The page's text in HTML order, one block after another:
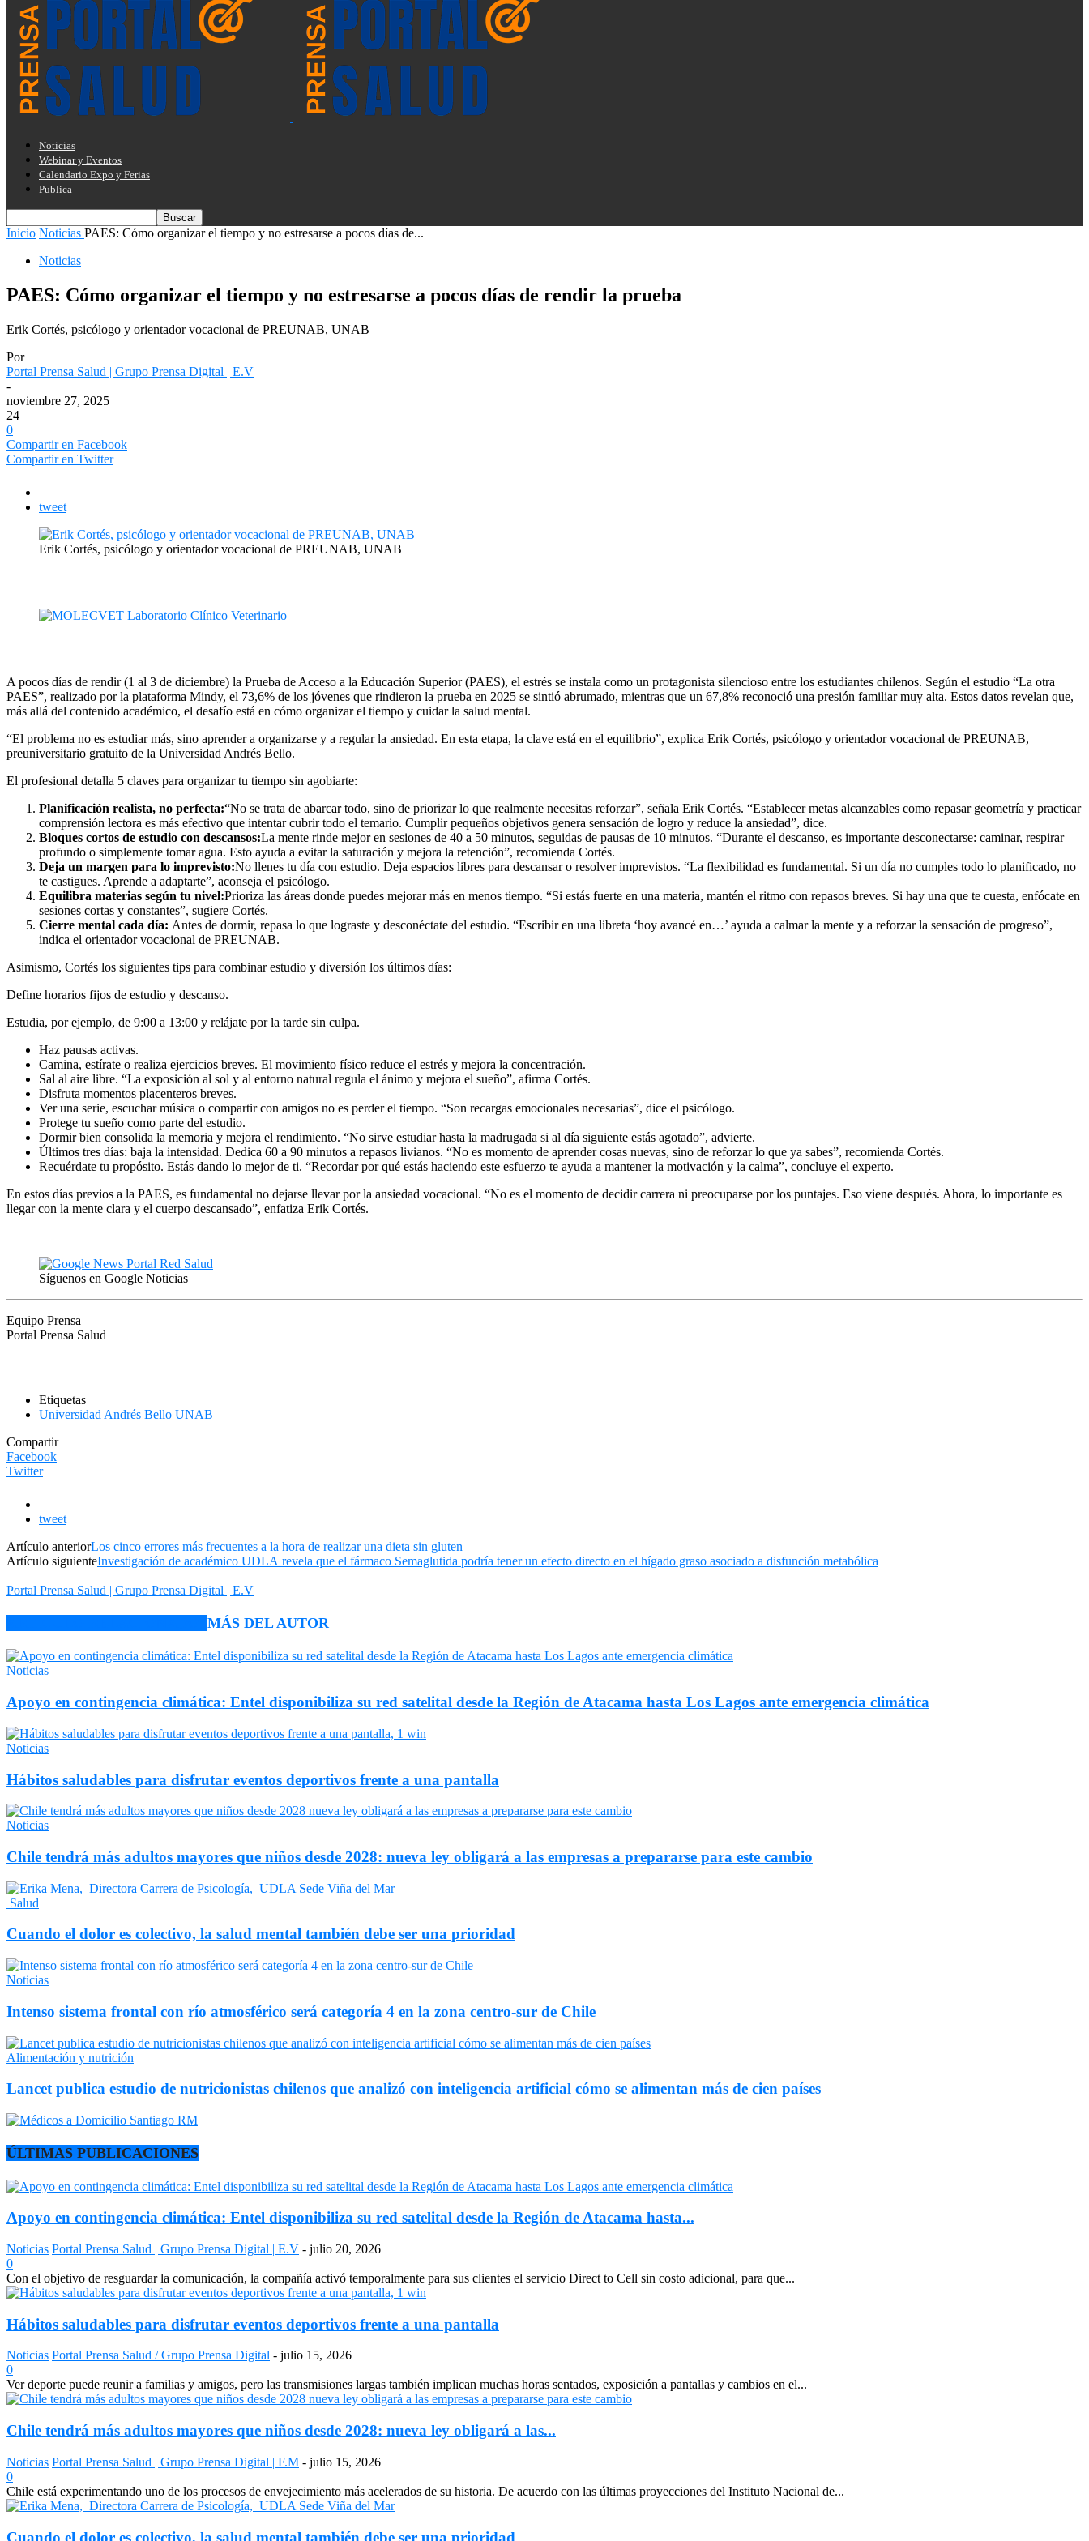
Noticias
Webinar y Eventos
Calendario Expo y Ferias
Publica
Inicio Noticias PAES: Cómo organizar el tiempo y no estresarse a pocos días de...
Noticias
PAES: Cómo organizar el tiempo y no estresarse a pocos días de rendir la prueba
Erik Cortés, psicólogo y orientador vocacional de PREUNAB, UNAB
Por
Portal Prensa Salud | Grupo Prensa Digital | E.V
-
noviembre 27, 2025
24
0
Compartir en Facebook
Compartir en Twitter
tweet
Erik Cortés, psicólogo y orientador vocacional de PREUNAB, UNAB
A pocos días de rendir (1 al 3 de diciembre) la Prueba de Acceso a la Educación Superior (PAES), el estrés se instala como un protagonista silencioso entre los estudiantes chilenos. Según el estudio “La otra
PAES”, realizado por la plataforma Mindy, el 73,6% de los jóvenes que rindieron la prueba en 2025 se sintió abrumado, mientras que un 67,8% reconoció una presión familiar muy alta. Estos datos revelan que,
más allá del contenido académico, el desafío está en cómo organizar el tiempo y cuidar la salud mental.
“El problema no es estudiar más, sino aprender a organizarse y a regular la ansiedad. En esta etapa, la clave está en el equilibrio”, explica Erik Cortés, psicólogo y orientador vocacional de PREUNAB,
preuniversitario gratuito de la Universidad Andrés Bello.
El profesional detalla 5 claves para organizar tu tiempo sin agobiarte:
Planificación realista, no perfecta:“No se trata de abarcar todo, sino de priorizar lo que realmente necesitas reforzar”, señala Erik Cortés. “Establecer metas alcanzables como repasar geometría y practicar
comprensión lectora es más efectivo que intentar cubrir todo el temario. Cumplir pequeños objetivos genera sensación de logro y reduce la ansiedad”, dice.
Bloques cortos de estudio con descansos:La mente rinde mejor en sesiones de 40 a 50 minutos, seguidas de pausas de 10 minutos. “Durante el descanso, es importante desconectarse: caminar, respirar
profundo o simplemente tomar agua. Esto ayuda a evitar la saturación y mejora la retención”, recomienda Cortés.
Deja un margen para lo imprevisto:No llenes tu día con estudio. Deja espacios libres para descansar o resolver imprevistos. “La flexibilidad es fundamental. Si un día no cumples todo lo planificado, no
te castigues. Aprende a adaptarte”, aconseja el psicólogo.
Equilibra materias según tu nivel:Prioriza las áreas donde puedes mejorar más en menos tiempo. “Si estás fuerte en una materia, mantén el ritmo con repasos breves. Si hay una que te cuesta, enfócate en
sesiones cortas y constantes”, sugiere Cortés.
Cierre mental cada día: Antes de dormir, repasa lo que lograste y desconéctate del estudio. “Escribir en una libreta ‘hoy avancé en…’ ayuda a calmar la mente y a reforzar la sensación de progreso”,
indica el orientador vocacional de PREUNAB.
Asimismo, Cortés los siguientes tips para combinar estudio y diversión los últimos días:
Define horarios fijos de estudio y descanso.
Estudia, por ejemplo, de 9:00 a 13:00 y relájate por la tarde sin culpa.
Haz pausas activas.
Camina, estírate o realiza ejercicios breves. El movimiento físico reduce el estrés y mejora la concentración.
Sal al aire libre. “La exposición al sol y al entorno natural regula el ánimo y mejora el sueño”, afirma Cortés.
Disfruta momentos placenteros breves.
Ver una serie, escuchar música o compartir con amigos no es perder el tiempo. “Son recargas emocionales necesarias”, dice el psicólogo.
Protege tu sueño como parte del estudio.
Dormir bien consolida la memoria y mejora el rendimiento. “No sirve estudiar hasta la madrugada si al día siguiente estás agotado”, advierte.
Últimos tres días: baja la intensidad. Dedica 60 a 90 minutos a repasos livianos. “No es momento de aprender cosas nuevas, sino de reforzar lo que ya sabes”, recomienda Cortés.
Recuérdate tu propósito. Estás dando lo mejor de ti. “Recordar por qué estás haciendo este esfuerzo te ayuda a mantener la motivación y la calma”, concluye el experto.
En estos días previos a la PAES, es fundamental no dejarse llevar por la ansiedad vocacional. “No es el momento de decidir carrera ni preocuparse por los puntajes. Eso viene después. Ahora, lo importante es
llegar con la mente clara y el cuerpo descansado”, enfatiza Erik Cortés.
Síguenos en Google Noticias
Equipo Prensa
Portal Prensa Salud
Etiquetas
Universidad Andrés Bello UNAB
Compartir
Facebook
Twitter
tweet
Artículo anteriorLos cinco errores más frecuentes a la hora de realizar una dieta sin gluten
Artículo siguienteInvestigación de académico UDLA revela que el fármaco Semaglutida podría tener un efecto directo en el hígado graso asociado a disfunción metabólica
Portal Prensa Salud | Grupo Prensa Digital | E.V
MÁS DEL AUTOR
Noticias
Apoyo en contingencia climática: Entel disponibiliza su red satelital desde la Región de Atacama hasta Los Lagos ante emergencia climática
Noticias
Hábitos saludables para disfrutar eventos deportivos frente a una pantalla
Noticias
Chile tendrá más adultos mayores que niños desde 2028: nueva ley obligará a las empresas a prepararse para este cambio
Salud
Cuando el dolor es colectivo, la salud mental también debe ser una prioridad
Noticias
Intenso sistema frontal con río atmosférico será categoría 4 en la zona centro-sur de Chile
Alimentación y nutrición
Lancet publica estudio de nutricionistas chilenos que analizó con inteligencia artificial cómo se alimentan más de cien países
ÚLTIMAS PUBLICACIONES
Apoyo en contingencia climática: Entel disponibiliza su red satelital desde la Región de Atacama hasta...
Noticias Portal Prensa Salud | Grupo Prensa Digital | E.V - julio 20, 2026
0
Con el objetivo de resguardar la comunicación, la compañía activó temporalmente para sus clientes el servicio Direct to Cell sin costo adicional, para que...
Hábitos saludables para disfrutar eventos deportivos frente a una pantalla
Noticias Portal Prensa Salud / Grupo Prensa Digital - julio 15, 2026
0
Ver deporte puede reunir a familias y amigos, pero las transmisiones largas también implican muchas horas sentados, exposición a pantallas y cambios en el...
Chile tendrá más adultos mayores que niños desde 2028: nueva ley obligará a las...
Noticias Portal Prensa Salud | Grupo Prensa Digital | F.M - julio 15, 2026
0
Chile está experimentando uno de los procesos de envejecimiento más acelerados de su historia. De acuerdo con las últimas proyecciones del Instituto Nacional de...
Cuando el dolor es colectivo, la salud mental también debe ser una prioridad